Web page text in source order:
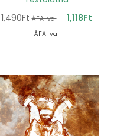
1,490Ft ÁFA-val 1,118Ft
ÁFA-val